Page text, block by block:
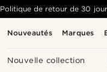
Nouveautés Marques
Nouvelle collection
Politique de retour de 30